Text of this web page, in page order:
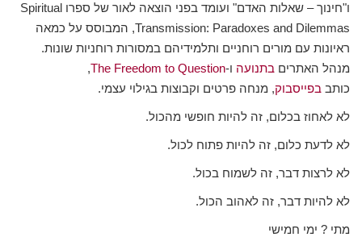
ו"חינוך – שאלות האדם" ועומד בפני הוצאה לאור של ספרו Spiritual
Transmission: Paradoxes and Dilemmas, המבוסס על כמאה
ראיונות עם מורים רוחניים ותלמידיהם במסורות רוחניות שונות.
מנהל האתרים בתנועה ו-The Freedom to Question
,
כותב בפייסבוק, מנחה פרטים וקבוצות בגילוי עצמי.
לא לאחוז בכלום, זה להיות חופשי מהכול.
לא לדעת כלום, זה להיות פתוח לכול.
לא לרצות דבר, זה לשמוח בכול.
לא להיות דבר, זה לאהוב הכול.
מתי ? ימי חמישי